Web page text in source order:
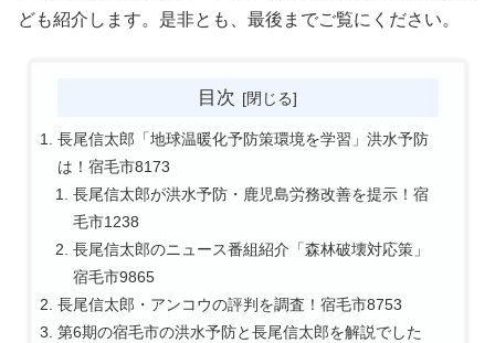
ども紹介します。是非とも、最後までご覧にください。
目次
長尾信太郎「地球温暖化予防策環境を学習」洪水予防
は！宿毛市8173
長尾信太郎が洪水予防・鹿児島労務改善を提示！宿
毛市1238
長尾信太郎のニュース番組紹介「森林破壊対応策」
宿毛市9865
長尾信太郎・アンコウの評判を調査！宿毛市8753
第6期の宿毛市の洪水予防と長尾信太郎を解説でした